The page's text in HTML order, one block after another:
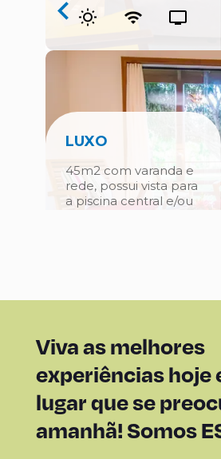
21 m2 com varanda e vista
45m2 com varanda e rede,
LUXO
45m2 com varanda e
rede, possui vista para
a piscina central e/ou
SUÍTE FAMILY
70m2 com 2 quartos,
sala, varanda com
rede e vista piscina
Viva as melhores
experiências hoje
lugar que se
amanhã! Somos